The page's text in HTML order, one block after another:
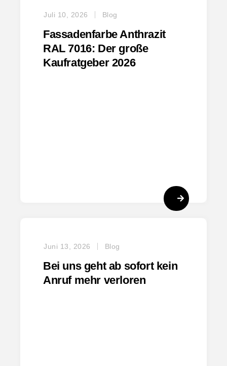
Juli 10, 2026 Blog
Fassadenfarbe Anthrazit
RAL 7016: Der große
Kaufratgeber 2026
Juni 13, 2026 Blog
Bei uns geht ab sofort kein
Anruf mehr verloren